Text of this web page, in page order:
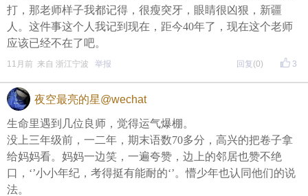
每晚20:00准时开始！（ 红包领完截止）关注我，锁定
红包帖分享此帖至朋友圈或好友，有机会获得更多红
包。
• 参与方式
一、评论主题内容即可领取红包！
二、分享主题帖，阅读数达到5个即可领取红包！
（必须在手机客户端参与哦！请注意下方参与方式 ↓↓
打，那老师样子我都记得，很瘦突牙，眼睛很凶狠，新疆
人。这件事这个人我记到现在，距今40年了，现在这个老师
应该已经不在了吧。
3
11月前 来自 浙江宁波 举报 回复 (0)
夜空最亮的星@wechat
生命里遇到几位良师，觉得运气爆棚。
没上三年级前，一二年，期末语数70多分，高兴的把卷子拿
给妈妈看。妈妈一边笑，一遍夸赞，边上的邻居也赞不绝
口，‘’小小年纪，考得挺有能耐的‘’。懵少年也认同他们的说
法。